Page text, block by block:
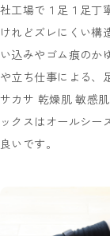
社工場で１足１足丁
けれどズレにくい構
い込みやゴム痕のか
や立ち仕事による、
サカサ 乾燥肌 敏感
ックスはオールシー
良いです。